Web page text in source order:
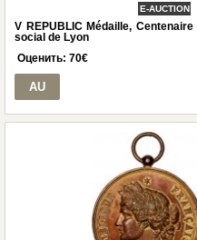
E-AUCTION
V REPUBLIC Médaille,
social de Lyon
Оценить: 70€
AU